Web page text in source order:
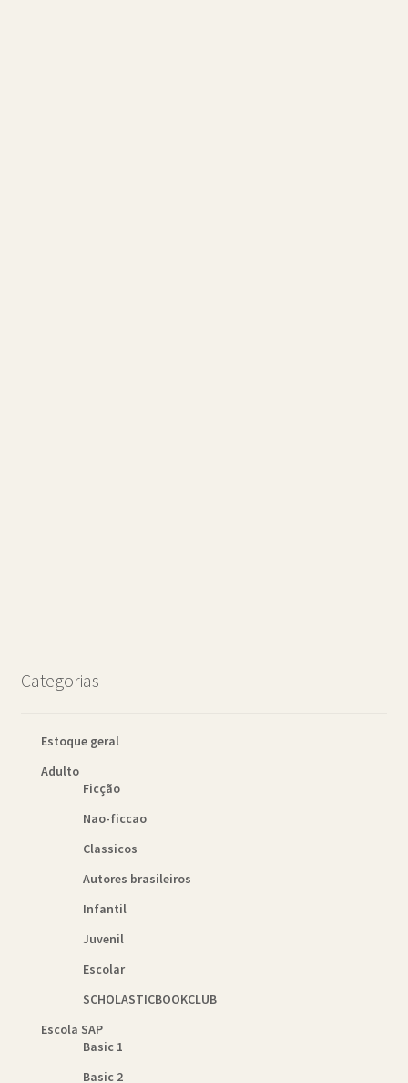
Categorias
Estoque geral
Adulto
Ficção
Nao-ficcao
Classicos
Autores brasileiros
Infantil
Juvenil
Escolar
SCHOLASTICBOOKCLUB
Escola SAP
Basic 1
Basic 2